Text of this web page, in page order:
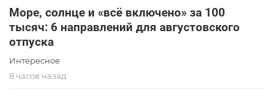
Море, солнце и «всё включено» за 100
тысяч: 6 направлений для августовского
отпуска
Интересное
8 часов назад